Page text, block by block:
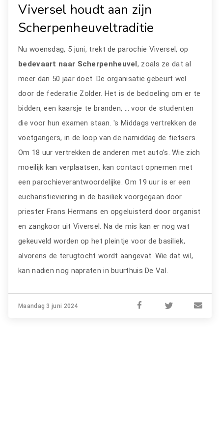
Viversel houdt aan zijn
Scherpenheuveltraditie
Nu woensdag, 5 juni, trekt de parochie Viversel, op
bedevaart naar Scherpenheuvel, zoals ze dat al
meer dan 50 jaar doet. De organisatie gebeurt wel
door de federatie Zolder. Het is de bedoeling om er te
bidden, een kaarsje te branden, … voor de studenten
die voor hun examen staan. 's Middags vertrekken de
voetgangers, in de loop van de namiddag de fietsers.
Om 18 uur vertrekken de anderen met auto's. Wie zich
moeilijk kan verplaatsen, kan contact opnemen met
een parochieverantwoordelijke. Om 19 uur is er een
eucharistieviering in de basiliek voorgegaan door
priester Frans Hermans en opgeluisterd door organist
en zangkoor uit Viversel. Na de mis kan er nog wat
gekeuveld worden op het pleintje voor de basiliek,
alvorens de terugtocht wordt aangevat. Wie dat wil,
kan nadien nog napraten in buurthuis De Val.
Maandag 3 juni 2024